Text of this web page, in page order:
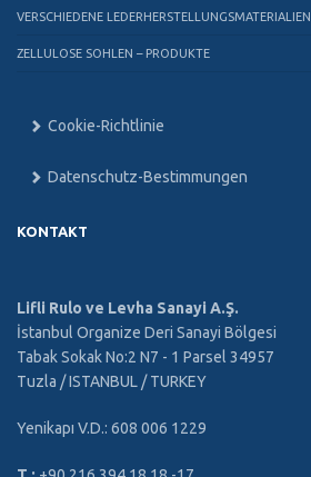
VERSCHIEDENE LEDERHERSTELLUNGSMATERIALIEN
ZELLULOSE SOHLEN – PRODUKTE
Cookie-Richtlinie
Datenschutz-Bestimmungen
KONTAKT
Lifli Rulo ve Levha Sanayi A.Ş.
İstanbul Organize Deri Sanayi Bölgesi
Tabak Sokak No:2 N7 - 1 Parsel 34957
Tuzla / ISTANBUL / TURKEY
Yenikapı V.D.: 608 006 1229